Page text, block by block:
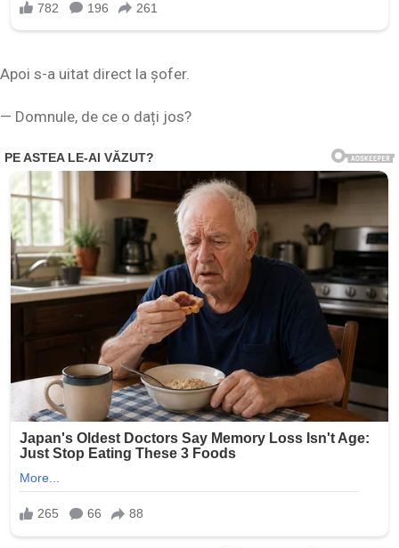
Apoi s-a uitat direct la șofer.
— Domnule, de ce o dați jos?